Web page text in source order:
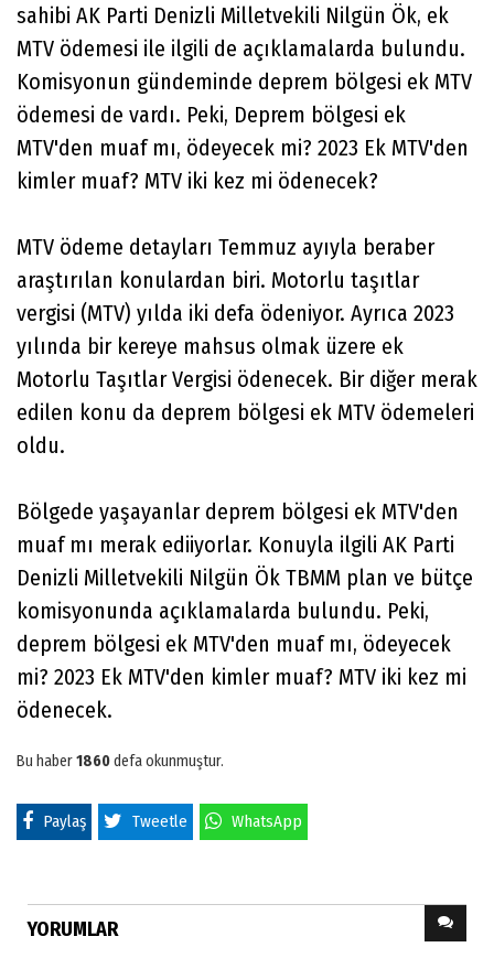
sahibi AK Parti Denizli Milletvekili Nilgün Ök, ek
MTV ödemesi ile ilgili de açıklamalarda bulundu.
Komisyonun gündeminde deprem bölgesi ek MTV
ödemesi de vardı. Peki, Deprem bölgesi ek
MTV'den muaf mı, ödeyecek mi? 2023 Ek MTV'den
kimler muaf? MTV iki kez mi ödenecek?
MTV ödeme detayları Temmuz ayıyla beraber
araştırılan konulardan biri. Motorlu taşıtlar
vergisi (MTV) yılda iki defa ödeniyor. Ayrıca 2023
yılında bir kereye mahsus olmak üzere ek
Motorlu Taşıtlar Vergisi ödenecek. Bir diğer merak
edilen konu da deprem bölgesi ek MTV ödemeleri
oldu.
Bölgede yaşayanlar deprem bölgesi ek MTV'den
muaf mı merak ediiyorlar. Konuyla ilgili AK Parti
Denizli Milletvekili Nilgün Ök TBMM plan ve bütçe
komisyonunda açıklamalarda bulundu. Peki,
deprem bölgesi ek MTV'den muaf mı, ödeyecek
mi? 2023 Ek MTV'den kimler muaf? MTV iki kez mi
ödenecek.
Bu haber1860defa okunmuştur.
Paylaş Tweetle WhatsApp
YORUMLAR